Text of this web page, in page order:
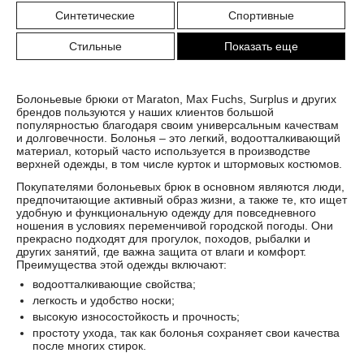
Синтетические Спортивные
Стильные Показать еще
Болоньевые брюки от Maraton, Max Fuchs, Surplus и других
брендов пользуются у наших клиентов большой
популярностью благодаря своим универсальным качествам
и долговечности. Болонья – это легкий, водоотталкивающий
материал, который часто используется в производстве
верхней одежды, в том числе курток и штормовых костюмов.
Покупателями болоньевых брюк в основном являются люди,
предпочитающие активный образ жизни, а также те, кто ищет
удобную и функциональную одежду для повседневного
ношения в условиях переменчивой городской погоды. Они
прекрасно подходят для прогулок, походов, рыбалки и
других занятий, где важна защита от влаги и комфорт.
Преимущества этой одежды включают:
водоотталкивающие свойства;
легкость и удобство носки;
высокую износостойкость и прочность;
простоту ухода, так как болонья сохраняет свои качества
после многих стирок.